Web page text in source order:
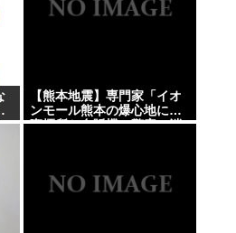
【熊本地震】専門家「イオ
ンモール熊本の爆心地に…
喫煙所と自販機」警察・消